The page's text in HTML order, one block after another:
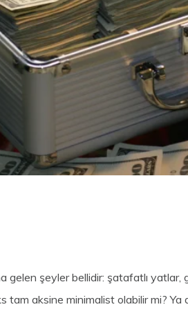
gelen şeyler bellidir: şatafatlı yatlar,
tam aksine minimalist olabilir mi? Ya